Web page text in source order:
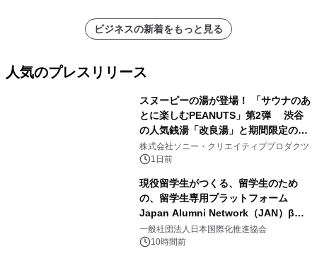
ビジネスの新着をもっと見る
人気のプレスリリース
スヌーピーの湯が登場！ 「サウナのあ
とに楽しむPEANUTS」第2弾 渋谷
の人気銭湯「改良湯」と期間限定のコ
ラボレーション サウナイキタイコラ
ボグッズも発売決定！
株式会社ソニー・クリエイティブプロダクツ
1日前
現役留学生がつくる、留学生のため
の、留学生専用プラットフォーム
Japan Alumni Network（JAN）β版
をリリース
一般社団法人日本国際化推進協会
10時間前